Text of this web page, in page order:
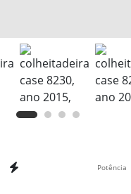
Potência